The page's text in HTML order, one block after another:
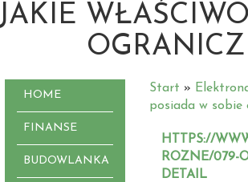
JAKIE
HOME
FINANSE
BUDOWLANKA
Start »
posiada w sobie
HTTPS://
ROZNE/079-
DETAIL